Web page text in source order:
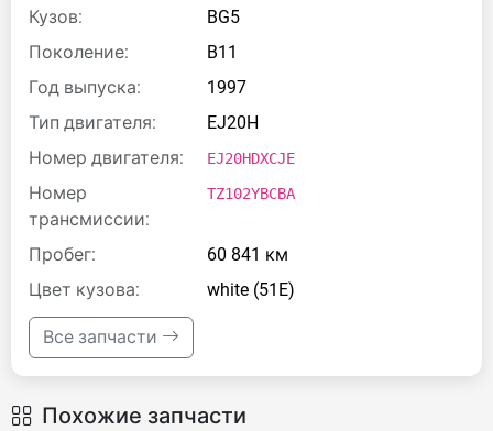
Кузов:
BG5
Поколение:
B11
Год выпуска:
1997
Тип двигателя:
EJ20H
Номер двигателя:
EJ20HDXCJE
Номер
трансмиссии:
TZ102YBCBA
Пробег:
60 841 км
Цвет кузова:
white (51E)
Все запчасти
Похожие запчасти